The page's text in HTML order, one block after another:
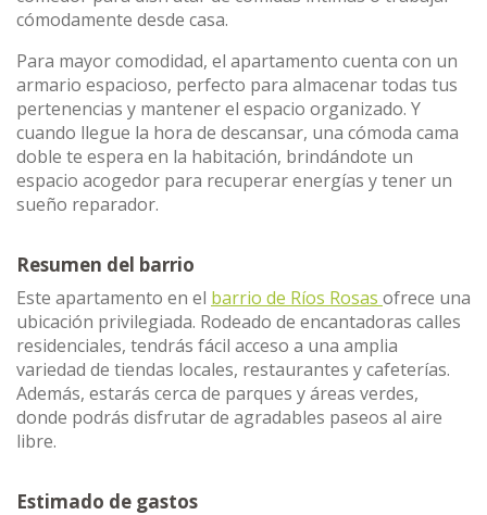
cómodamente desde casa.
Para mayor comodidad, el apartamento cuenta con un
armario espacioso, perfecto para almacenar todas tus
pertenencias y mantener el espacio organizado. Y
cuando llegue la hora de descansar, una cómoda cama
doble te espera en la habitación, brindándote un
espacio acogedor para recuperar energías y tener un
sueño reparador.
Resumen del barrio
Este apartamento en el barrio de Ríos Rosas ofrece una
ubicación privilegiada. Rodeado de encantadoras calles
residenciales, tendrás fácil acceso a una amplia
variedad de tiendas locales, restaurantes y cafeterías.
Además, estarás cerca de parques y áreas verdes,
donde podrás disfrutar de agradables paseos al aire
libre.
Estimado de gastos